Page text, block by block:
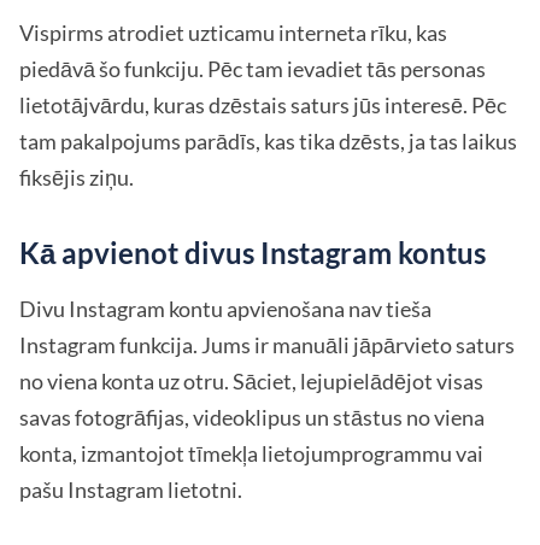
Vispirms atrodiet uzticamu interneta rīku, kas
piedāvā šo funkciju. Pēc tam ievadiet tās personas
lietotājvārdu, kuras dzēstais saturs jūs interesē. Pēc
tam pakalpojums parādīs, kas tika dzēsts, ja tas laikus
fiksējis ziņu.
Kā apvienot divus Instagram kontus
Divu Instagram kontu apvienošana nav tieša
Instagram funkcija. Jums ir manuāli jāpārvieto saturs
no viena konta uz otru. Sāciet, lejupielādējot visas
savas fotogrāfijas, videoklipus un stāstus no viena
konta, izmantojot tīmekļa lietojumprogrammu vai
pašu Instagram lietotni.